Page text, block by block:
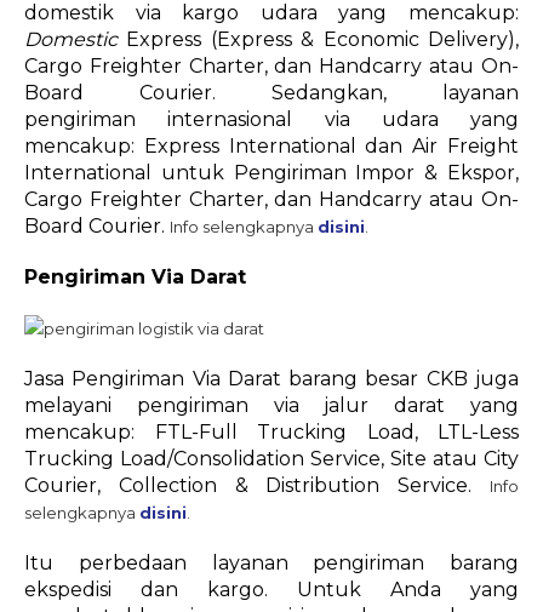
domestik via kargo udara yang mencakup:
Domestic Express (Express & Economic Delivery),
Cargo Freighter Charter, dan Handcarry atau On-
Board Courier. Sedangkan, layanan
pengiriman internasional via udara yang
mencakup: Express International dan Air Freight
International untuk Pengiriman Impor & Ekspor,
Cargo Freighter Charter, dan Handcarry atau On-
Board Courier. Info selengkapnya disini.
Pengiriman Via Darat
Jasa Pengiriman Via Darat barang besar CKB juga
melayani pengiriman via jalur darat yang
mencakup: FTL-Full Trucking Load, LTL-Less
Trucking Load/Consolidation Service, Site atau City
Courier, Collection & Distribution Service.
Info
selengkapnya disini.
Itu perbedaan layanan pengiriman barang
ekspedisi dan kargo. Untuk Anda yang